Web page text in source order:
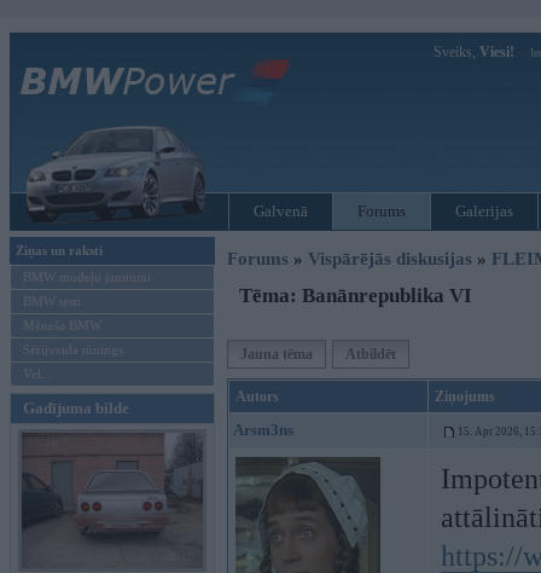
Sveiks, Viesi!
Galvenā Forums Galerijas
Ziņas un raksti
BMW modeļu jaunumi
BMW testi
Mēneša BMW
Sērijveida tūnings
Vel...
Gadījuma bilde
Forums » Vispārējās diskusijas »
Tēma: Banānrepublika VI
Jauna tēma Atbildēt
Autors Ziņojums
Arsm3ns 15. Apr 2026,
https://